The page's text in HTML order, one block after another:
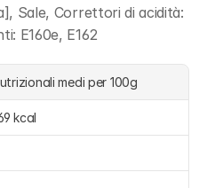
Sale, Correttori di acidità:
E160e, E162
medi per 100g
kcal